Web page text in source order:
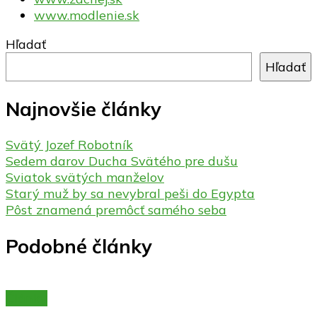
www.modlenie.sk
Hľadať
Hľadať
Najnovšie články
Svätý Jozef Robotník
Sedem darov Ducha Svätého pre dušu
Sviatok svätých manželov
Starý muž by sa nevybral peši do Egypta
Pôst znamená premôcť samého seba
Podobné články